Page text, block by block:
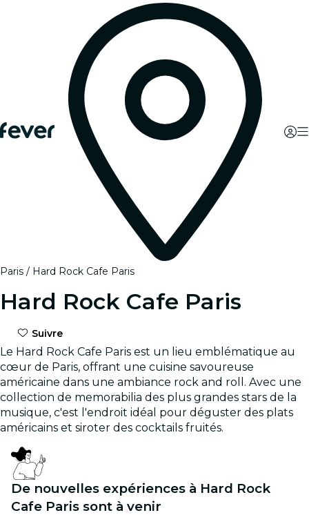
Paris Hard Rock Cafe Paris
Hard Rock Cafe Paris
Suivre
Le Hard Rock Cafe Paris est un lieu emblématique au
cœur de Paris, offrant une cuisine savoureuse
américaine dans une ambiance rock and roll. Avec une
collection de memorabilia des plus grandes stars de la
musique, c'est l'endroit idéal pour déguster des plats
américains et siroter des cocktails fruités.
De nouvelles expériences à Hard Rock
Cafe Paris sont à venir